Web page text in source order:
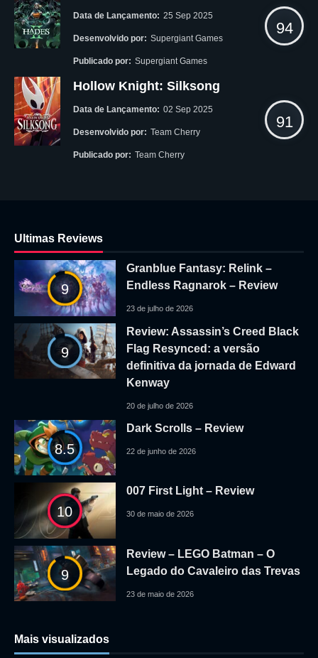
Data de Lançamento: 25 Sep 2025
Desenvolvido por: Supergiant Games
Publicado por: Supergiant Games
94
Hollow Knight: Silksong
Data de Lançamento: 02 Sep 2025
Desenvolvido por: Team Cherry
Publicado por: Team Cherry
91
Ultimas Reviews
9
Granblue Fantasy: Relink –
Endless Ragnarok – Review
23 de julho de 2026
9
Review: Assassin’s Creed Black
Flag Resynced: a versão
definitiva da jornada de Edward
Kenway
20 de julho de 2026
8.5
Dark Scrolls – Review
22 de junho de 2026
10
007 First Light – Review
30 de maio de 2026
9
Review – LEGO Batman – O
Legado do Cavaleiro das Trevas
23 de maio de 2026
Mais visualizados